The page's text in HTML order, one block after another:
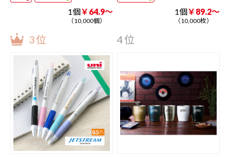
1個￥64.9～
（10,000個）
1個￥89.2～
（10,000枚）
3位 4位